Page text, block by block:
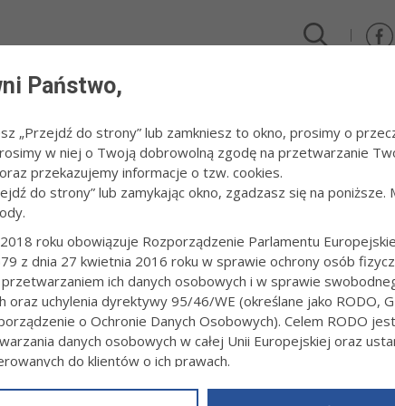
- MIASTO 2003
SYLWESTER NA TARNOWSKIM RYNKU
31 grudnia 2003 r.fot. Paweł Topolski
Państwo,
„Przejdź do strony” lub zamkniesz to okno, prosimy o
w niej o Twoją dobrowolną zgodę na przetwarzanie
przekazujemy informacje o tzw. cookies.
do strony” lub zamykając okno, zgadzasz się na poniższe.
roku obowiązuje Rozporządzenie Parlamentu
z dnia 27 kwietnia 2016 roku w sprawie ochrony osób
ich danych osobowych i w sprawie
oraz uchylenia dyrektywy 95/46/WE (określane jako RODO,
o Ochronie Danych Osobowych). Celem RODO
danych osobowych w całej Unii Europejskiej oraz
do klientów o ich prawach.
powyższym, w zakładceRODOna stroniehttps://